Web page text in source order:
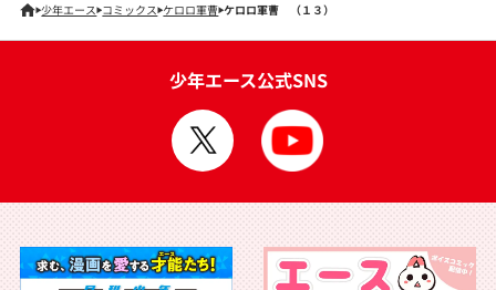
少年エース コミックス ケロロ軍曹 ケロロ軍曹 （１３）
少年エース公式SNS